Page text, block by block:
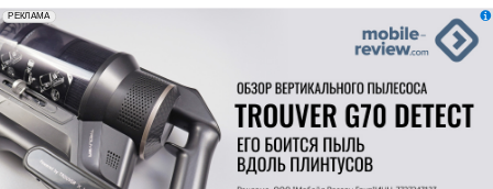
erid: 2VfnxxmNzs5
РЕКЛАМА